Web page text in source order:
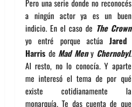
Pero una serie donde no reconocés
a ningún actor ya es un buen
indicio. En el caso de The Crown
yo entré porque actúaJared
Harris de Mad Meny Chernobyl.
Al resto, no lo conocía. Y aparte
me interesó el tema de por qué
existe cotidianamente la
monarquía. Te das cuenta de que